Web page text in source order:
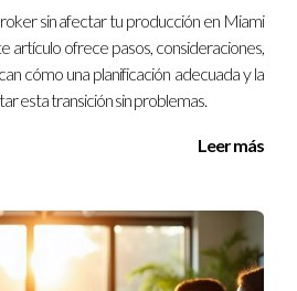
adaptarse a un nuevo
tres a seis meses adaptarse
depende del soporte recibido
si no estoy
veces consideres necesario. Sin
sin afectar tu producción en Miami
artículo ofrece pasos, consideraciones,
cómo una planificación adecuada y la
esta transición sin problemas.
Leer más